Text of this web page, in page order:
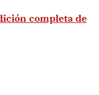
completa de